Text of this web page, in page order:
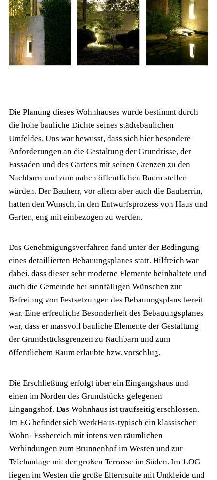
Die Planung dieses Wohnhauses wurde bestimmt durch
die hohe bauliche Dichte seines städtebaulichen
Umfeldes. Uns war bewusst, dass sich hier besondere
Anforderungen an die Gestaltung der Grundrisse, der
Fassaden und des Gartens mit seinen Grenzen zu den
Nachbarn und zum nahen öffentlichen Raum stellen
würden. Der Bauherr, vor allem aber auch die Bauherrin,
hatten den Wunsch, in den Entwurfsprozess von Haus und
Garten, eng mit einbezogen zu werden.
Das Genehmigungsverfahren fand unter der Bedingung
eines detaillierten Bebauungsplanes statt. Hilfreich war
dabei, dass dieser sehr moderne Elemente beinhaltete und
auch die Gemeinde bei sinnfälligen Wünschen zur
Befreiung von Festsetzungen des Bebauungsplans bereit
war. Eine erfreuliche Besonderheit des Bebauungsplanes
war, dass er massvoll bauliche Elemente der Gestaltung
der Grundstücksgrenzen zu Nachbarn und zum
öffentlichem Raum erlaubte bzw. vorschlug.
Die Erschließung erfolgt über ein Eingangshaus und
einen im Norden des Grundstücks gelegenen
Eingangshof. Das Wohnhaus ist traufseitig erschlossen.
Im EG befindet sich WerkHaus-typisch ein klassischer
Wohn- Essbereich mit intensiven räumlichen
Verbindungen zum Brunnenhof im Westen und zur
Teichanlage mit der großen Terrasse im Süden. Im 1.OG
liegen im Westen die große Elternsuite mit Umkleide und